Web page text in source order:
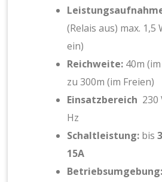
(Relais aus) max. 1,5
ein)
Reichweite: 40m
zu 300m (im Freien)
Einsatzbereich 230
Hz
Schaltleistung: bis
15A
Betriebsumgebung: